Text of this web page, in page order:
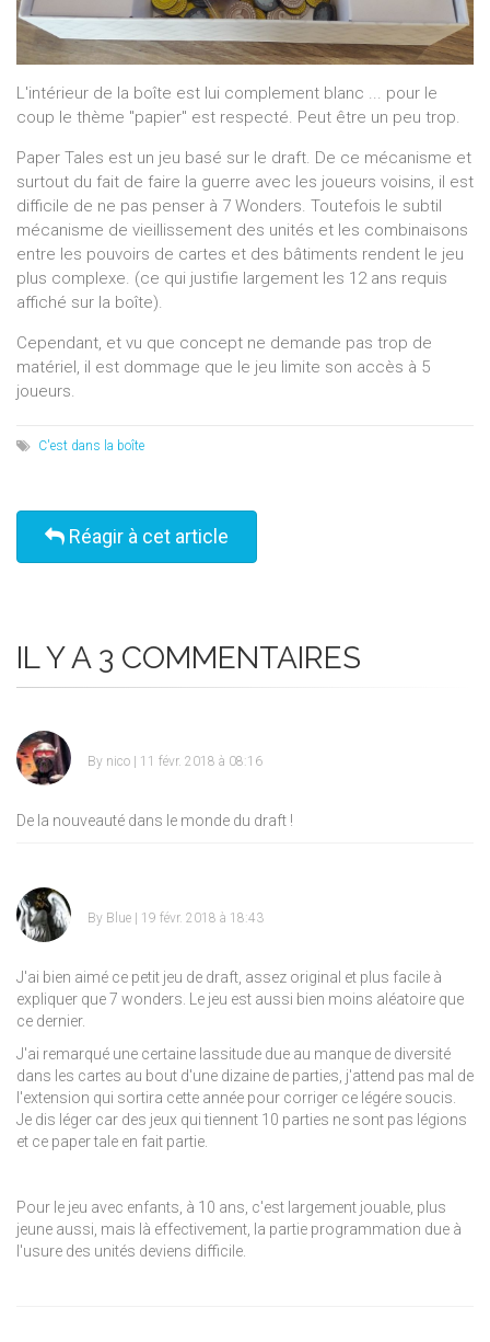
L'intérieur de la boîte est lui complement blanc ... pour le
coup le thème "papier" est respecté. Peut être un peu trop.
Paper Tales est un jeu basé sur le draft. De ce mécanisme et
surtout du fait de faire la guerre avec les joueurs voisins, il est
difficile de ne pas penser à 7 Wonders. Toutefois le subtil
mécanisme de vieillissement des unités et les combinaisons
entre les pouvoirs de cartes et des bâtiments rendent le jeu
plus complexe. (ce qui justifie largement les 12 ans requis
affiché sur la boîte).
Cependant, et vu que concept ne demande pas trop de
matériel, il est dommage que le jeu limite son accès à 5
joueurs.
C'est dans la boîte
Réagir à cet article
IL Y A 3 COMMENTAIRES
By nico | 11 févr. 2018 à 08:16
De la nouveauté dans le monde du draft !
By Blue | 19 févr. 2018 à 18:43
J'ai bien aimé ce petit jeu de draft, assez original et plus facile à
expliquer que 7 wonders. Le jeu est aussi bien moins aléatoire que
ce dernier.
J'ai remarqué une certaine lassitude due au manque de diversité
dans les cartes au bout d'une dizaine de parties, j'attend pas mal de
l'extension qui sortira cette année pour corriger ce légére soucis.
Je dis léger car des jeux qui tiennent 10 parties ne sont pas légions
et ce paper tale en fait partie.
Pour le jeu avec enfants, à 10 ans, c'est largement jouable, plus
jeune aussi, mais là effectivement, la partie programmation due à
l'usure des unités deviens difficile.